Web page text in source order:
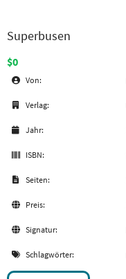
Superbusen
$0
Von:
Verlag:
Jahr:
ISBN:
Seiten:
Preis:
Signatur:
Schlagwörter: